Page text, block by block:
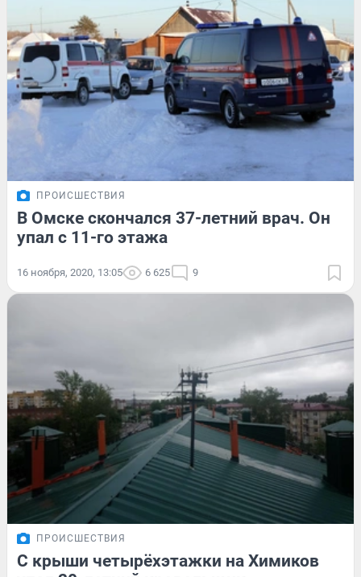
ПРОИСШЕСТВИЯ
В Омске скончался 37-летний врач. Он
упал с 11-го этажа
16 ноября, 2020, 13:05 6 625 9
ПРОИСШЕСТВИЯ
С крыши четырёхэтажки на Химиков